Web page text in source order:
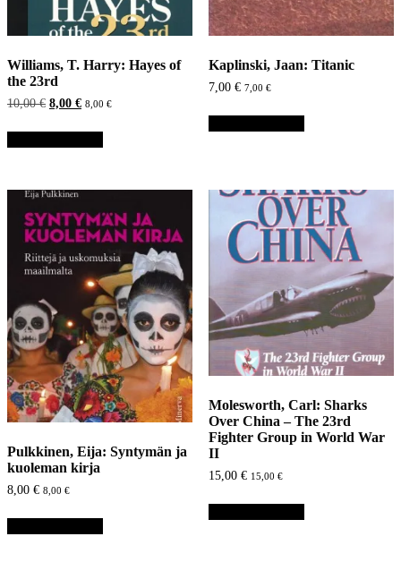
Williams, T. Harry: Hayes of
the 23rd
10,00€ Alkuperäinen
oli:
10,00 €.
8,00 €Nykyinen
on:
8,00 €.
8,00 €
Kaplinski, Jaan: Titanic
7,00 € 7,00 €
Pulkkinen, Eija: Syntymän ja
kuoleman kirja
8,00 € 8,00 €
Molesworth, Carl: Sharks
Over China – The 23rd
Fighter Group in World War
II
15,00 € 15,00 €